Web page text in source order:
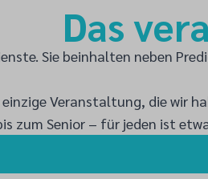
Das
Sie beinhalten neben
Veranstaltung, die wir
zum Senior – für jeden ist